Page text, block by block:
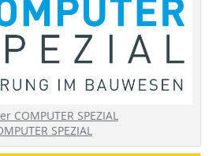
SPEZIAL
SPEZIAL